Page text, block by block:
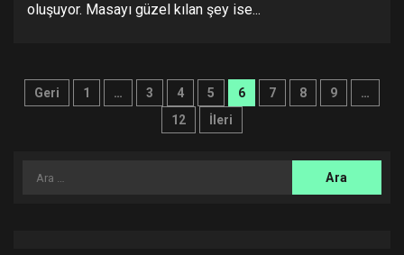
oluşuyor. Masayı güzel kılan şey ise...
Yazı
sayfalandırması
Geri 1 … 3 4 5 6 7 8 9
…
12
İleri
Arama: